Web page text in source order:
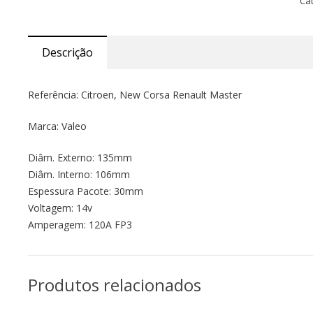
Descrição
Referência: Citroen, New Corsa Renault Master
Marca: Valeo
Diâm. Externo: 135mm
Diâm. Interno: 106mm
Espessura Pacote: 30mm
Voltagem: 14v
Amperagem: 120A FP3
Produtos relacionados